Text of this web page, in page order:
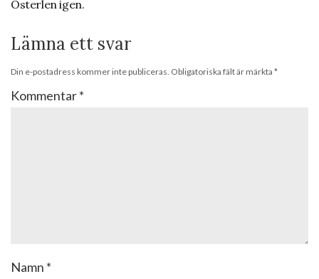
Österlen igen.
Lämna ett svar
Din e-postadress kommer inte publiceras. Obligatoriska fält är märkta *
Kommentar*
Namn *